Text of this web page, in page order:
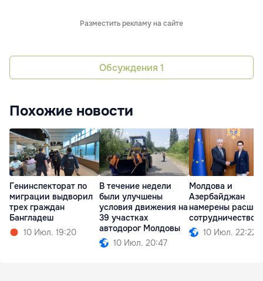
Разместить рекламу на сайте
Обсуждения 1
Похожие новости
Генинспекторат по
миграции выдворил
трех граждан
Бангладеш
10 Июл. 19:20
В течение недели
были улучшены
условия движения на
39 участках
автодорог Молдовы
10 Июл. 20:47
Молдова и
Азербайджан
намерены
сотрудничество
10 Июл. 22:22